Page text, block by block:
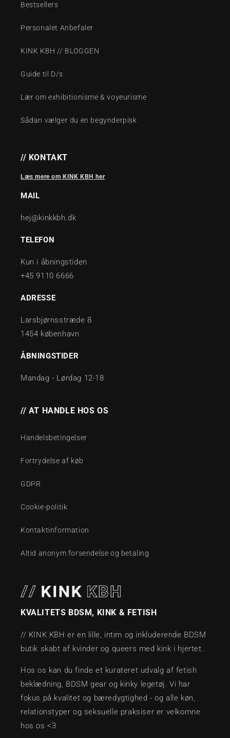
Bestsellers
Personalet Anbefaler
KINK KBH // BLOGGEN
Guide til D/s
Lær om exhibitionisme & voyeurisme
Sådan vælger du en begynderpisk
// KONTAKT
Læs mere om KINK KBH her
MAIL
hej@kinkkbh.dk
TELEFON
Kun i åbningstiden
+45 9110 6666
ADRESSE
Larsbjørnsstræde 8
1454 københavn
ÅBNINGSTIDER
Mandag - Lørdag 12-18
// AT HANDLE HOS OS
Handelsbetingelser
Fortrydelse af køb
GDPR
Cookie-politik
Kontaktinformation
Altid anonym forsendelse og betaling
KVALITETS BDSM, KINK & FETISH
// KINK KBH er en lille, intim og inkluderende BDSM
butik skabt af kvinder og queers med kink i hjertet.
Hos os kan du finde et kurateret udvalg af fetish
beklædning, BDSM gear og kinky legetøj. Vi har
fokus på kvalitet og bæredygtighed - og alle køn,
relationstyper og seksuelle praksiser er velkomne
hos os <3